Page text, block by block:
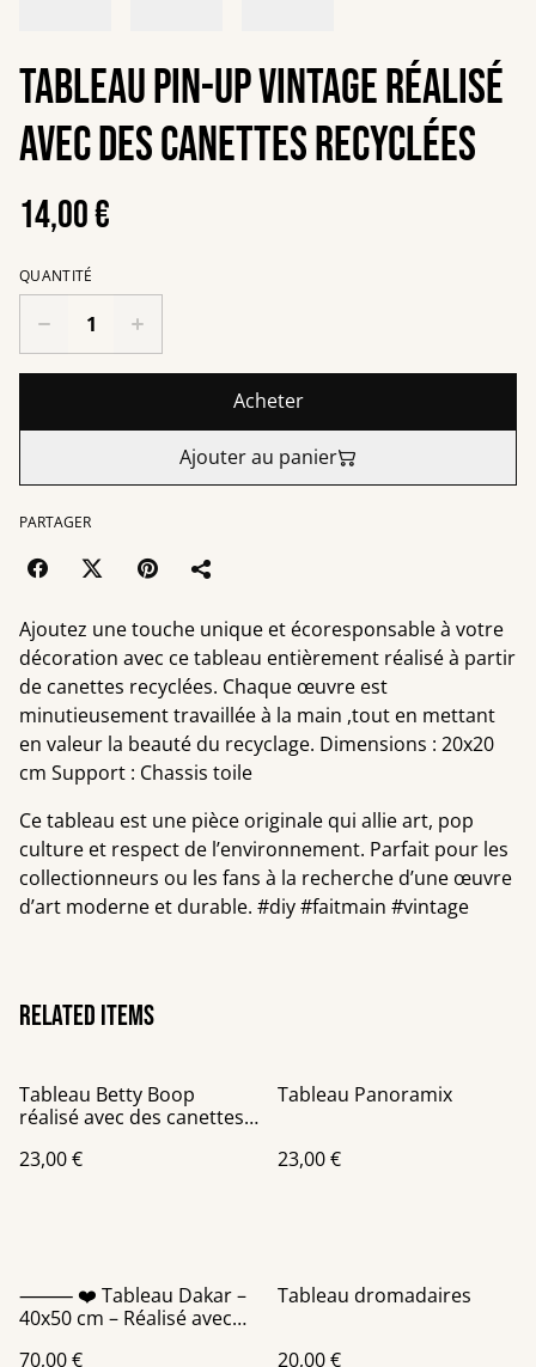
Tableau pin-up vintage réalisé
avec des canettes recyclées
14,00 €
QUANTITÉ
Acheter
Ajouter au panier
PARTAGER
Ajoutez une touche unique et écoresponsable à votre
décoration avec ce tableau entièrement réalisé à partir
de canettes recyclées. Chaque œuvre est
minutieusement travaillée à la main ,tout en mettant
en valeur la beauté du recyclage. Dimensions : 20x20
cm Support : Chassis toile
Ce tableau est une pièce originale qui allie art, pop
culture et respect de l’environnement. Parfait pour les
collectionneurs ou les fans à la recherche d’une œuvre
d’art moderne et durable. #diy #faitmain #vintage
Related items
Tableau Betty Boop
réalisé avec des canettes
23,00 €
Tableau Panoramix
23,00 €
⸻ ❤️ Tableau Dakar –
40x50 cm – Réalisé avec
70,00 €
Tableau dromadaires
20,00 €